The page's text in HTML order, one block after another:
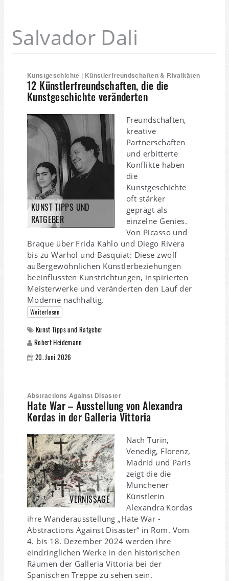
Salvador Dali
Kunstgeschichte | Künstlerfreundschaften & Rivalitäten
12 Künstlerfreundschaften, die die
Kunstgeschichte veränderten
KUNST TIPPS UND
RATGEBER
Freundschaften,
kreative
Partnerschaften
und erbitterte
Konflikte haben
die
Kunstgeschichte
oft stärker
geprägt als
einzelne Genies.
Von Picasso und
Braque über Frida Kahlo und Diego Rivera
bis zu Warhol und Basquiat: Diese zwölf
außergewöhnlichen Künstlerbeziehungen
beeinflussten Kunstrichtungen, inspirierten
Meisterwerke und veränderten den Lauf der
Moderne nachhaltig.
Weiterlesen
Kunst Tipps und Ratgeber
Robert Heidemann
20. Juni 2026
Abstractions Against Disaster
Hate War – Ausstellung von Alexandra
Kordas in der Galleria Vittoria
VERNISSAGE
Nach Turin,
Venedig, Florenz,
Madrid und Paris
zeigt die die
Münchener
Künstlerin
Alexandra Kordas
ihre Wanderausstellung „Hate War -
Abstractions Against Disaster“ in Rom. Vom
4. bis 18. Dezember 2024 werden ihre
eindringlichen Werke in den historischen
Räumen der Galleria Vittoria bei der
Spanischen Treppe zu sehen sein.